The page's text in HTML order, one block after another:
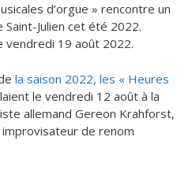
d’orgue » rencontre un
Saint-Julien cet été 2022.
vendredi 19 août 2022.
la saison 2022, les « Heures
le vendredi 12 août à la
allemand Gereon Krahforst,
de renom